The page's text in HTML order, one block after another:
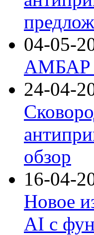
04-05-
АМБАР
24-04-
обзор
16-04-
Новое
AI с